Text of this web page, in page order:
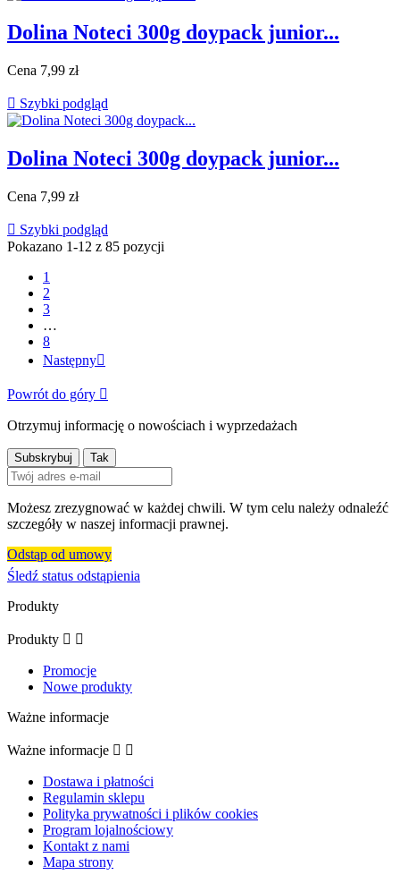
Dolina Noteci 300g doypack junior...
Cena 7,99 zł
 Szybki podgląd
Dolina Noteci 300g doypack junior...
Cena 7,99 zł
 Szybki podgląd
Pokazano 1-12 z 85 pozycji
1
2
3
…
8
Następny
Powrót do góry 
Otrzymuj informację o nowościach i wyprzedażach
Możesz zrezygnować w każdej chwili. W tym celu należy odnaleźć
szczegóły w naszej informacji prawnej.
Odstąp od umowy
Śledź status odstąpienia
Produkty
Produkty  
Promocje
Nowe produkty
Ważne informacje
Ważne informacje  
Dostawa i płatności
Regulamin sklepu
Polityka prywatności i plików cookies
Program lojalnościowy
Kontakt z nami
Mapa strony